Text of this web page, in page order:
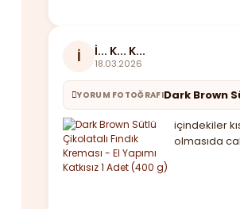
İ İ... K... K...
18.03.2026
YORUM FOTOĞRAFIDark Brown
içindekiler
olmasıda